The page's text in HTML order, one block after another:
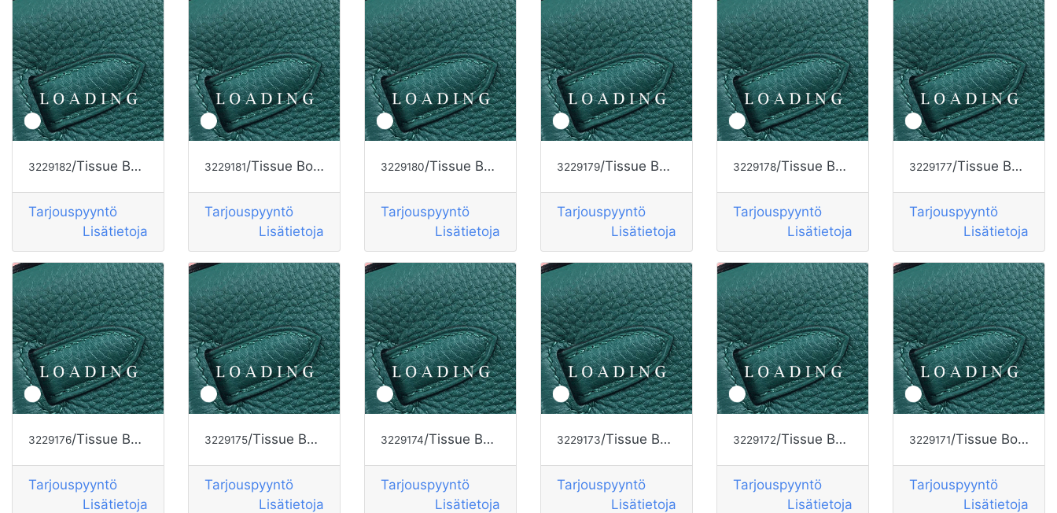
3229182/Tissue Box alkaen HERMES
Tarjouspyyntö
Lisätietoja
3229181/Tissue Box alkaen HERMES
Tarjouspyyntö
Lisätietoja
3229180/Tissue Box alkaen HERMES
Tarjouspyyntö
Lisätietoja
3229179/Tissue Box alkaen HERMES
Tarjouspyyntö
Lisätietoja
3229178/Tissue Box alkaen HERMES
Tarjouspyyntö
Lisätietoja
3229177/Tissue Box alkaen HERMES
Tarjouspyyntö
Lisätietoja
3229176/Tissue Box alkaen HERMES
Tarjouspyyntö
Lisätietoja
3229175/Tissue Box alkaen HERMES
Tarjouspyyntö
Lisätietoja
3229174/Tissue Box alkaen HERMES
Tarjouspyyntö
Lisätietoja
3229173/Tissue Box alkaen HERMES
Tarjouspyyntö
Lisätietoja
3229172/Tissue Box alkaen HERMES
Tarjouspyyntö
Lisätietoja
3229171/Tissue Box alkaen HERMES
Tarjouspyyntö
Lisätietoja